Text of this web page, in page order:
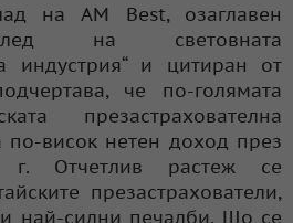
на AM Best, озаглавен
на световната
индустрия“ и цитиран от
че по-голямата
презастрахователна
по-висок нетен доход през
г. Отчетлив растеж се
презастрахователи,
най-силни печалби. Що се